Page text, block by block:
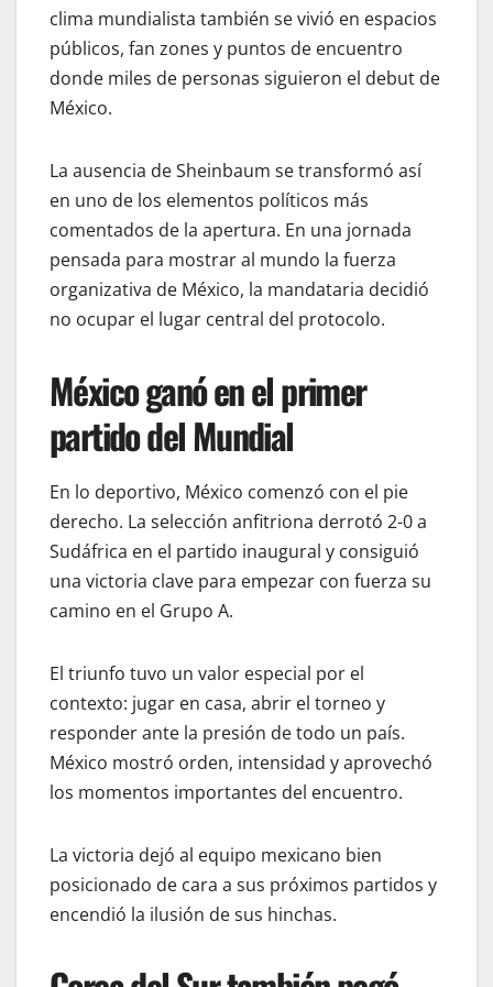
clima mundialista también se vivió en espacios
públicos, fan zones y puntos de encuentro
donde miles de personas siguieron el debut de
México.
La ausencia de Sheinbaum se transformó así
en uno de los elementos políticos más
comentados de la apertura. En una jornada
pensada para mostrar al mundo la fuerza
organizativa de México, la mandataria decidió
no ocupar el lugar central del protocolo.
México ganó en el primer
partido del Mundial
En lo deportivo, México comenzó con el pie
derecho. La selección anfitriona derrotó 2-0 a
Sudáfrica en el partido inaugural y consiguió
una victoria clave para empezar con fuerza su
camino en el Grupo A.
El triunfo tuvo un valor especial por el
contexto: jugar en casa, abrir el torneo y
responder ante la presión de todo un país.
México mostró orden, intensidad y aprovechó
los momentos importantes del encuentro.
La victoria dejó al equipo mexicano bien
posicionado de cara a sus próximos partidos y
encendió la ilusión de sus hinchas.